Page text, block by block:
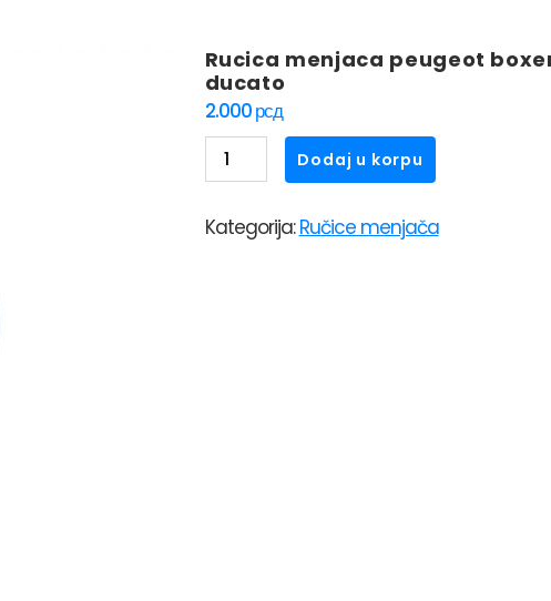
Rucica menjaca peugeot
ducato
2.000рсд
Rucica
menjaca
boxer
Dodaj u korpu
Kategorija:Ručice menjača